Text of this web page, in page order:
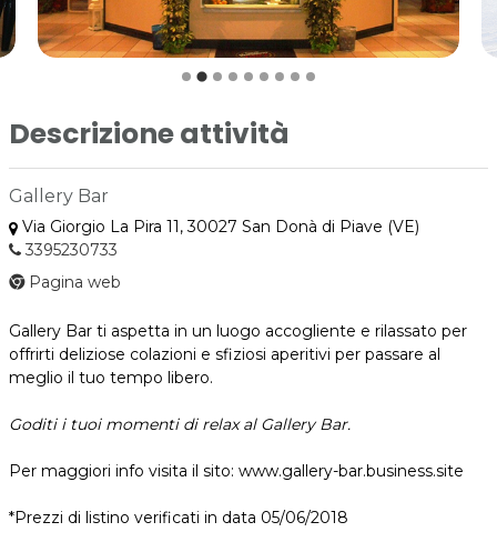
Descrizione attività
Gallery Bar
Via Giorgio La Pira 11, 30027 San Donà di Piave (VE)
3395230733
Pagina web
Gallery Bar ti aspetta in un luogo accogliente e rilassato per
offrirti deliziose colazioni e sfiziosi aperitivi per passare al
meglio il tuo tempo libero.
Goditi i tuoi momenti di relax al Gallery Bar.
Per maggiori info visita il sito: www.gallery-bar.business.site
*Prezzi di listino verificati in data 05/06/2018